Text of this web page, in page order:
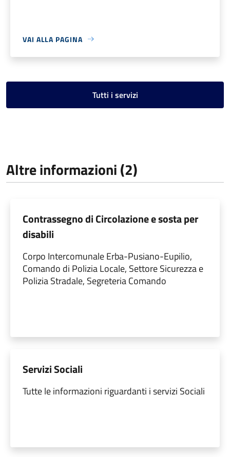
VAI ALLA PAGINA
Tutti i servizi
Altre informazioni (2)
Contrassegno di Circolazione e sosta per
disabili
Corpo Intercomunale Erba-Pusiano-Eupilio,
Comando di Polizia Locale, Settore Sicurezza e
Polizia Stradale, Segreteria Comando
Servizi Sociali
Tutte le informazioni riguardanti i servizi Sociali